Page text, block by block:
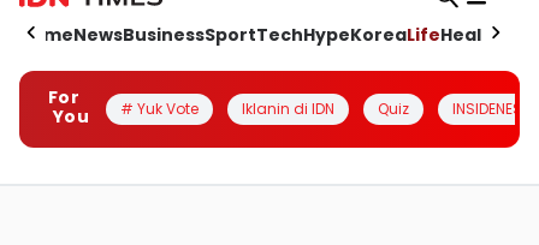
HomeNewsBusinessSportTechHypeKoreaLifeHealth
For
You
# Yuk Vote Iklanin di IDN Quiz INSIDENESIA